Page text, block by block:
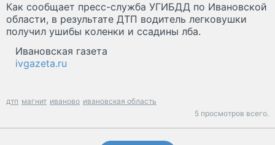
Как сообщает пресс-служба УГИБДД по Ивановской
области, в результате ДТП водитель легковушки
получил ушибы коленки и ссадины лба.
Ивановская газета
ivgazeta.ru
дтп магнит иваново ивановская область
5 просмотров всего.